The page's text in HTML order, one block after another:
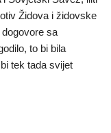
Židova i židovske
sa
to bi bila
tek tada svijet